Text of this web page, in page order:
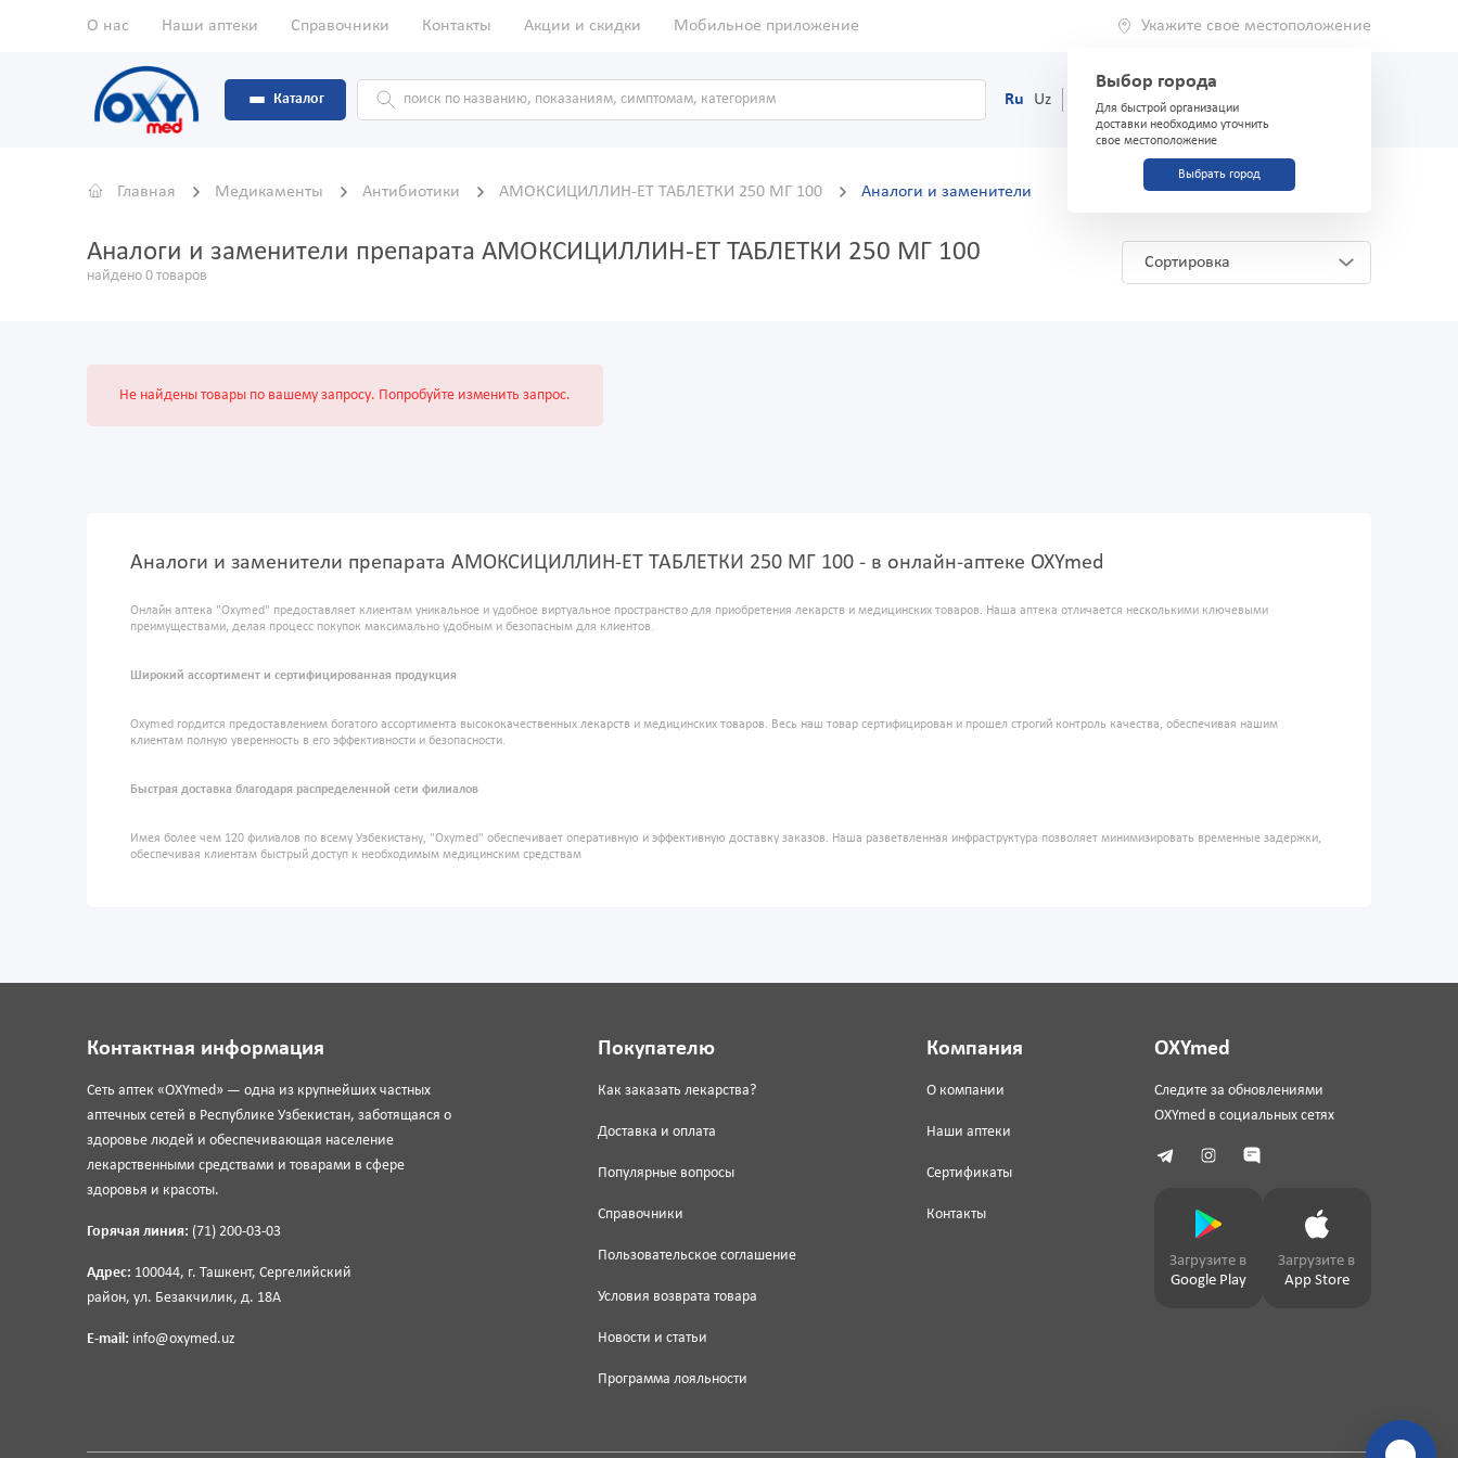
О нас Наши аптеки Справочники Контакты Акции и скидки Мобильное приложение Укажите свое местоположение
Выбор города
Для быстрой организации
доставки необходимо уточнить
свое местоположение
Выбрать город
Каталог Ru Uz (71) 200-03-03
Главная Медикаменты Антибиотики АМОКСИЦИЛЛИН-ЕТ ТАБЛЕТКИ 250 МГ 100 Аналоги и заменители
Аналоги и заменители препарата АМОКСИЦИЛЛИН-ЕТ ТАБЛЕТКИ 250 МГ 100
найдено 0 товаров
Сортировка
Не найдены товары по вашему запросу. Попробуйте изменить запрос.
Аналоги и заменители препарата АМОКСИЦИЛЛИН-ЕТ ТАБЛЕТКИ 250 МГ 100 - в онлайн-аптеке OXYmed
Онлайн аптека "Oxymed" предоставляет клиентам уникальное и удобное виртуальное пространство для приобретения лекарств и медицинских товаров. Наша аптека отличается несколькими ключевыми
преимуществами, делая процесс покупок максимально удобным и безопасным для клиентов.
Широкий ассортимент и сертифицированная продукция
Oxymed гордится предоставлением богатого ассортимента высококачественных лекарств и медицинских товаров. Весь наш товар сертифицирован и прошел строгий контроль качества, обеспечивая нашим
клиентам полную уверенность в его эффективности и безопасности.
Быстрая доставка благодаря распределенной сети филиалов
Имея более чем 120 филиалов по всему Узбекистану, "Oxymed" обеспечивает оперативную и эффективную доставку заказов. Наша разветвленная инфраструктура позволяет минимизировать временные задержки,
обеспечивая клиентам быстрый доступ к необходимым медицинским средствам
Контактная информация
Сеть аптек «OXYmed» — одна из крупнейших частных
аптечных сетей в Республике Узбекистан, заботящаяся о
здоровье людей и обеспечивающая население
лекарственными средствами и товарами в сфере
здоровья и красоты.
Горячая линия: (71) 200-03-03
Адрес: 100044, г. Ташкент, Сергелийский
район, ул. Безакчилик, д. 18А
E-mail: info@oxymed.uz
Покупателю
Как заказать лекарства?
Доставка и оплата
Популярные вопросы
Справочники
Пользовательское соглашение
Условия возврата товара
Новости и статьи
Программа лояльности
Компания
О компании
Наши аптеки
Сертификаты
Контакты
OXYmed
Следите за обновлениями
OXYmed в социальных сетях
Загрузите в
Google Play
Загрузите в
App Store